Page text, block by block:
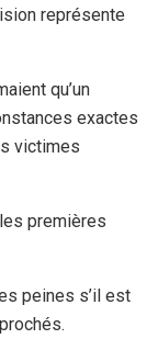
représente
qu’un
exactes
victimes
premières
peines s’il est